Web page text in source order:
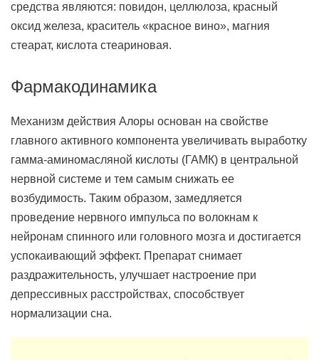
средства являются: повидон, целлюлоза, красный
оксид железа, краситель «красное вино», магния
стеарат, кислота стеариновая.
Фармакодинамика
Механизм действия Алоры основан на свойстве
главного активного компонента увеличивать выработку
гамма-аминомасляной кислоты (ГАМК) в центральной
нервной системе и тем самым снижать ее
возбудимость. Таким образом, замедляется
проведение нервного импульса по волокнам к
нейронам спинного или головного мозга и достигается
успокаивающий эффект. Препарат снимает
раздражительность, улучшает настроение при
депрессивных расстройствах, способствует
нормализации сна.